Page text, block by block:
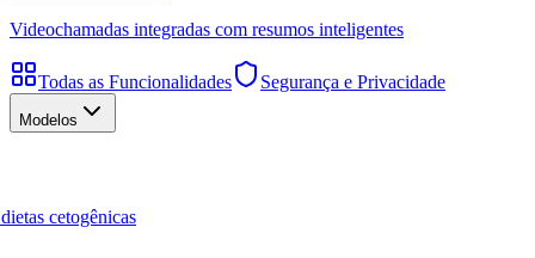
Videochamadas integradas com resumos inteligentes
Todas as Funcionalidades Segurança e Privacidade
Modelos
cetogênicas